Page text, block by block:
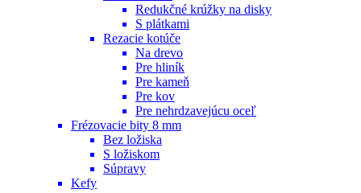
Redukčné krúžky na disky
S plátkami
Rezacie kotúče
Na drevo
Pre hliník
Pre kameň
Pre kov
Pre nehrdzavejúcu oceľ
Frézovacie bity 8 mm
Bez ložiska
S ložiskom
Súpravy
Kefy